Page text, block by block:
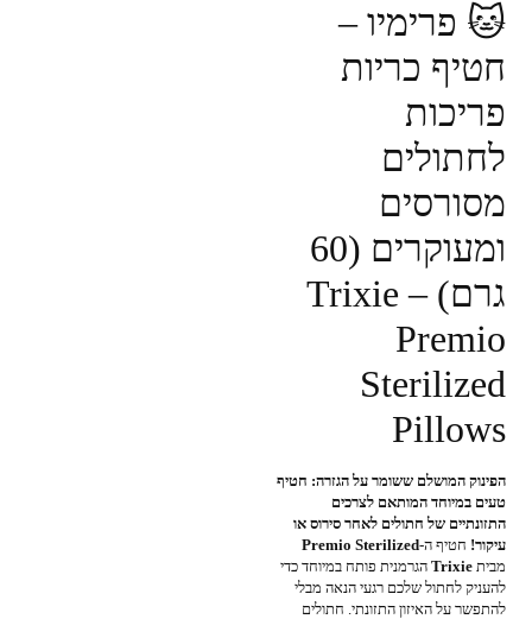
🐱 פרימיו –
חטיף כריות
פריכות
לחתולים
מסורסים
ומעוקרים (60
גרם) – Trixie
Premio
Sterilized
Pillows
הפינוק המושלם ששומר על הגזרה: חטיף
טעים במיוחד המותאם לצרכים
התזונתיים של חתולים לאחר סירוס או
עיקור! חטיף ה-Premio Sterilized
מביתTrixie הגרמנית פותח במיוחד כדי
להעניק לחתול שלכם רגעי הנאה מבלי
להתפשר על האיזון התזונתי. חתולים